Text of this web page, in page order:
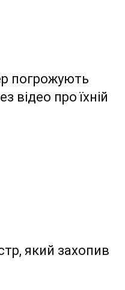
погрожують
відео про їхній
який захопив